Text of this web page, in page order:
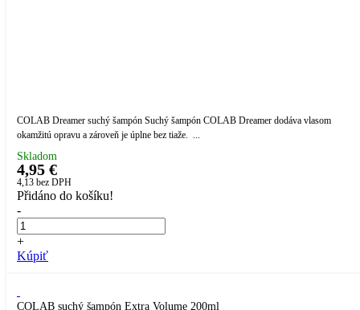
COLAB Dreamer suchý šampón Suchý šampón COLAB Dreamer dodáva vlasom
okamžitú opravu a zároveň je úplne bez tiaže. ...
Skladom
4,95 €
4,13 bez DPH
Přidáno do košíku!
-
+
Kúpiť
COLAB suchý šampón Extra Volume 200ml